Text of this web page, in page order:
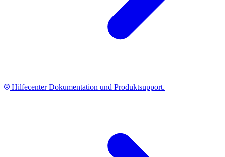
Hilfecenter Dokumentation und Produktsupport.